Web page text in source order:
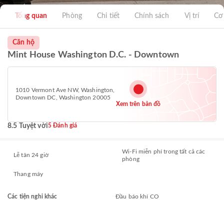
Tổng quan Phòng Chi tiết Chính sách Vị trí
Căn hộ
Mint House Washington D.C. - Downtown
1010 Vermont Ave NW, Washington,
Downtown DC, Washington 20005
Xem trên bản đồ
8.5 Tuyệt vời5 Đánh giá
Lễ tân 24 giờ
Wi-Fi miễn phí trong tất cả các
phòng
Thang máy
Các tiện nghi khác
Đầu báo khí CO